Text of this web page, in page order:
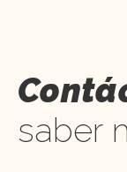
saber